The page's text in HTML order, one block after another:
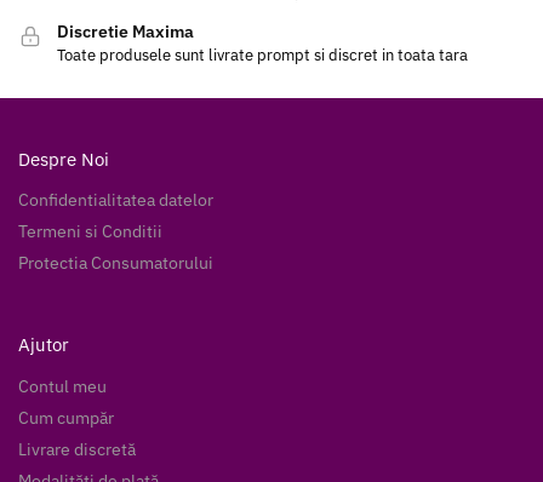
Discretie Maxima
Toate produsele sunt livrate prompt si discret in toata tara
Despre Noi
Confidentialitatea datelor
Termeni si Conditii
Protectia Consumatorului
Ajutor
Contul meu
Cum cumpăr
Livrare discretă